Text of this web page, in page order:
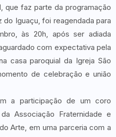
que faz parte da programação
Iguaçu, foi reagendada para
às 20h, após ser adiada
com expectativa pela
casa paroquial da Igreja São
de celebração e união
a participação de um coro
Associação Fraternidade e
Arte, em uma parceria com a